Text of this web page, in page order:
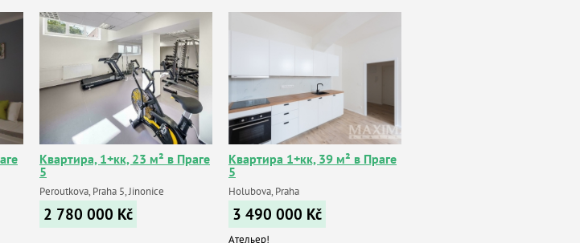
Квартира, 1+кк, 23 м² в Праге
5
Peroutkova, Praha 5, Jinonice
2 780 000 Kč
Квартира 1+кк, 39 м² в Праге
5
Holubova, Praha
3 490 000 Kč
Ательер!